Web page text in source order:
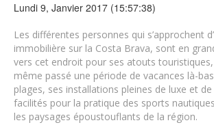
Lundi 9, Janvier 2017 (15:57:38)
Les différentes personnes qui s’approchent
immobilière sur la Costa Brava, sont en
vers cet endroit pour ses atouts
même passé une période de vacances là-
plages, ses installations pleines de luxe et
facilités pour la pratique des sports
les paysages époustouflants de la région.